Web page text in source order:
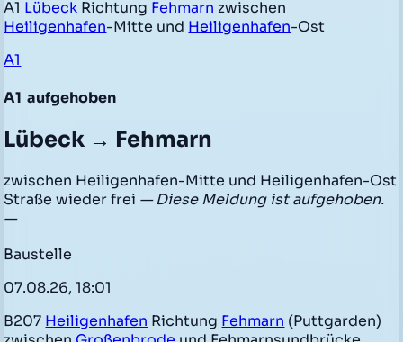
A1 Lübeck Richtung Fehmarn zwischen
Heiligenhafen-Mitte und Heiligenhafen-Ost
A1
A1 aufgehoben
Lübeck → Fehmarn
zwischen Heiligenhafen-Mitte und Heiligenhafen-Ost
Straße wieder frei — Diese Meldung ist aufgehoben.
—
Baustelle
07.08.26, 18:01
B207 Heiligenhafen Richtung Fehmarn (Puttgarden)